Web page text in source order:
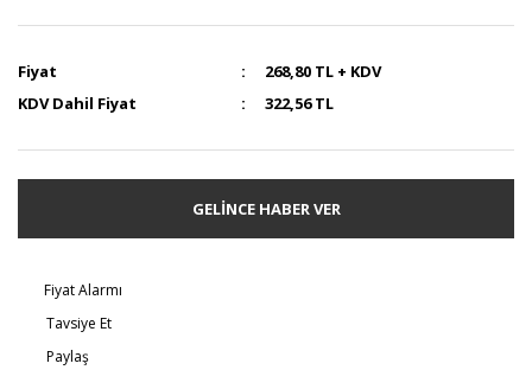
Fiyat
268,80 TL + KDV
KDV Dahil Fiyat
322,56 TL
GELİNCE HABER VER
Fiyat Alarmı
Tavsiye Et
Paylaş